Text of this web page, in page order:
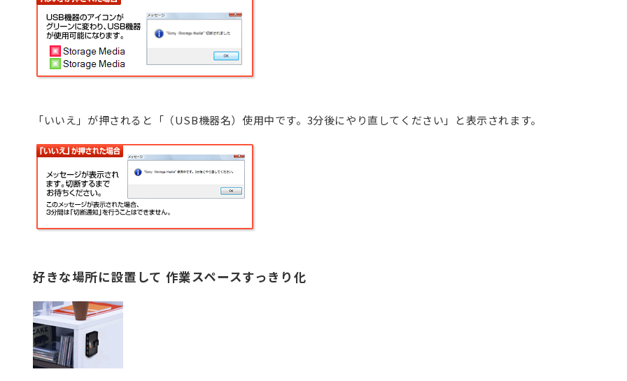
「いいえ」が押されると「（USB機器名）使用中です。3分後にやり直してください」と表示されます。
好きな場所に設置して 作業スペースすっきり化